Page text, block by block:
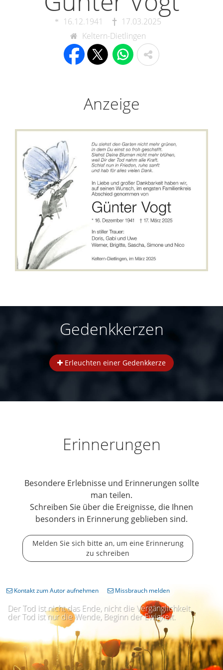
16.12.1941
17.03.2025
Keltern-Dietlingen
Anzeige
Gedenkkerzen
Erleuchten einer Gedenkkerze
Erinnerungen
Besondere Erlebnisse und Erinnerungen sollte
man teilen.
Schreiben Sie über die Ereignisse, die Ihnen
besonders in Erinnerung geblieben sind.
Melden Sie sich bitte an, um eine Erinnerung
zu schreiben
Der Tod ist nicht das Ende, nicht die Vergänglichkeit,
der Tod ist nur die Wende, Beginn der Ewigkeit.
Kontakt zum Autor aufnehmen Missbrauch melden